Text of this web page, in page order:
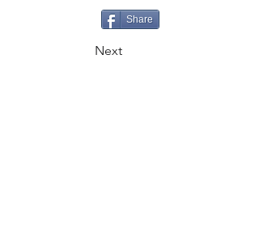
Share
Next